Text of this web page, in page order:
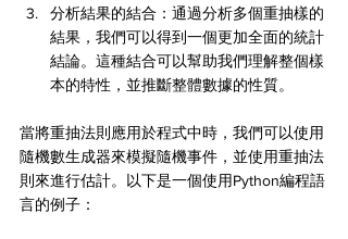
分析結果的結合：通過分析多個重抽樣的
結果，我們可以得到一個更加全面的統計
結論。這種結合可以幫助我們理解整個樣
本的特性，並推斷整體數據的性質。
當將重抽法則應用於程式中時，我們可以使用
隨機數生成器來模擬隨機事件，並使用重抽法
則來進行估計。以下是一個使用Python編程語
言的例子：